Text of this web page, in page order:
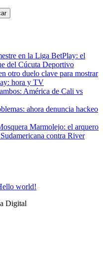
en la Liga BetPlay: el
del Cúcuta Deportivo
otro duelo clave para mostrar
hora y TV
América de Cali vs
ahora denuncia hackeo
Marmolejo: el arquero
contra River
world!
Digital